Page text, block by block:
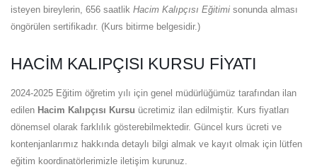
isteyen bireylerin, 656 saatlik Hacim Kalıpçısı Eğitimi sonunda alması
öngörülen sertifikadır. (Kurs bitirme belgesidir.)
HACIM KALIPÇISI KURSU FIYATI
2024-2025 Eğitim öğretim yılı için genel müdürlüğümüz tarafından ilan
edilen Hacim Kalıpçısı Kursu ücretimiz ilan edilmiştir. Kurs fiyatları
dönemsel olarak farklılık gösterebilmektedir. Güncel kurs ücreti ve
kontenjanlarımız hakkında detaylı bilgi almak ve kayıt olmak için lütfen
eğitim koordinatörlerimizle iletişim kurunuz.